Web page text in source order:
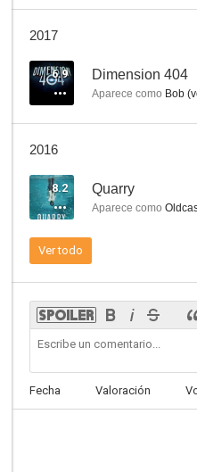
2017
6.9 Dimension 404
Aparece como Bob
2016
8.2 Quarry
Aparece como
Ver todo
Fecha Valoración